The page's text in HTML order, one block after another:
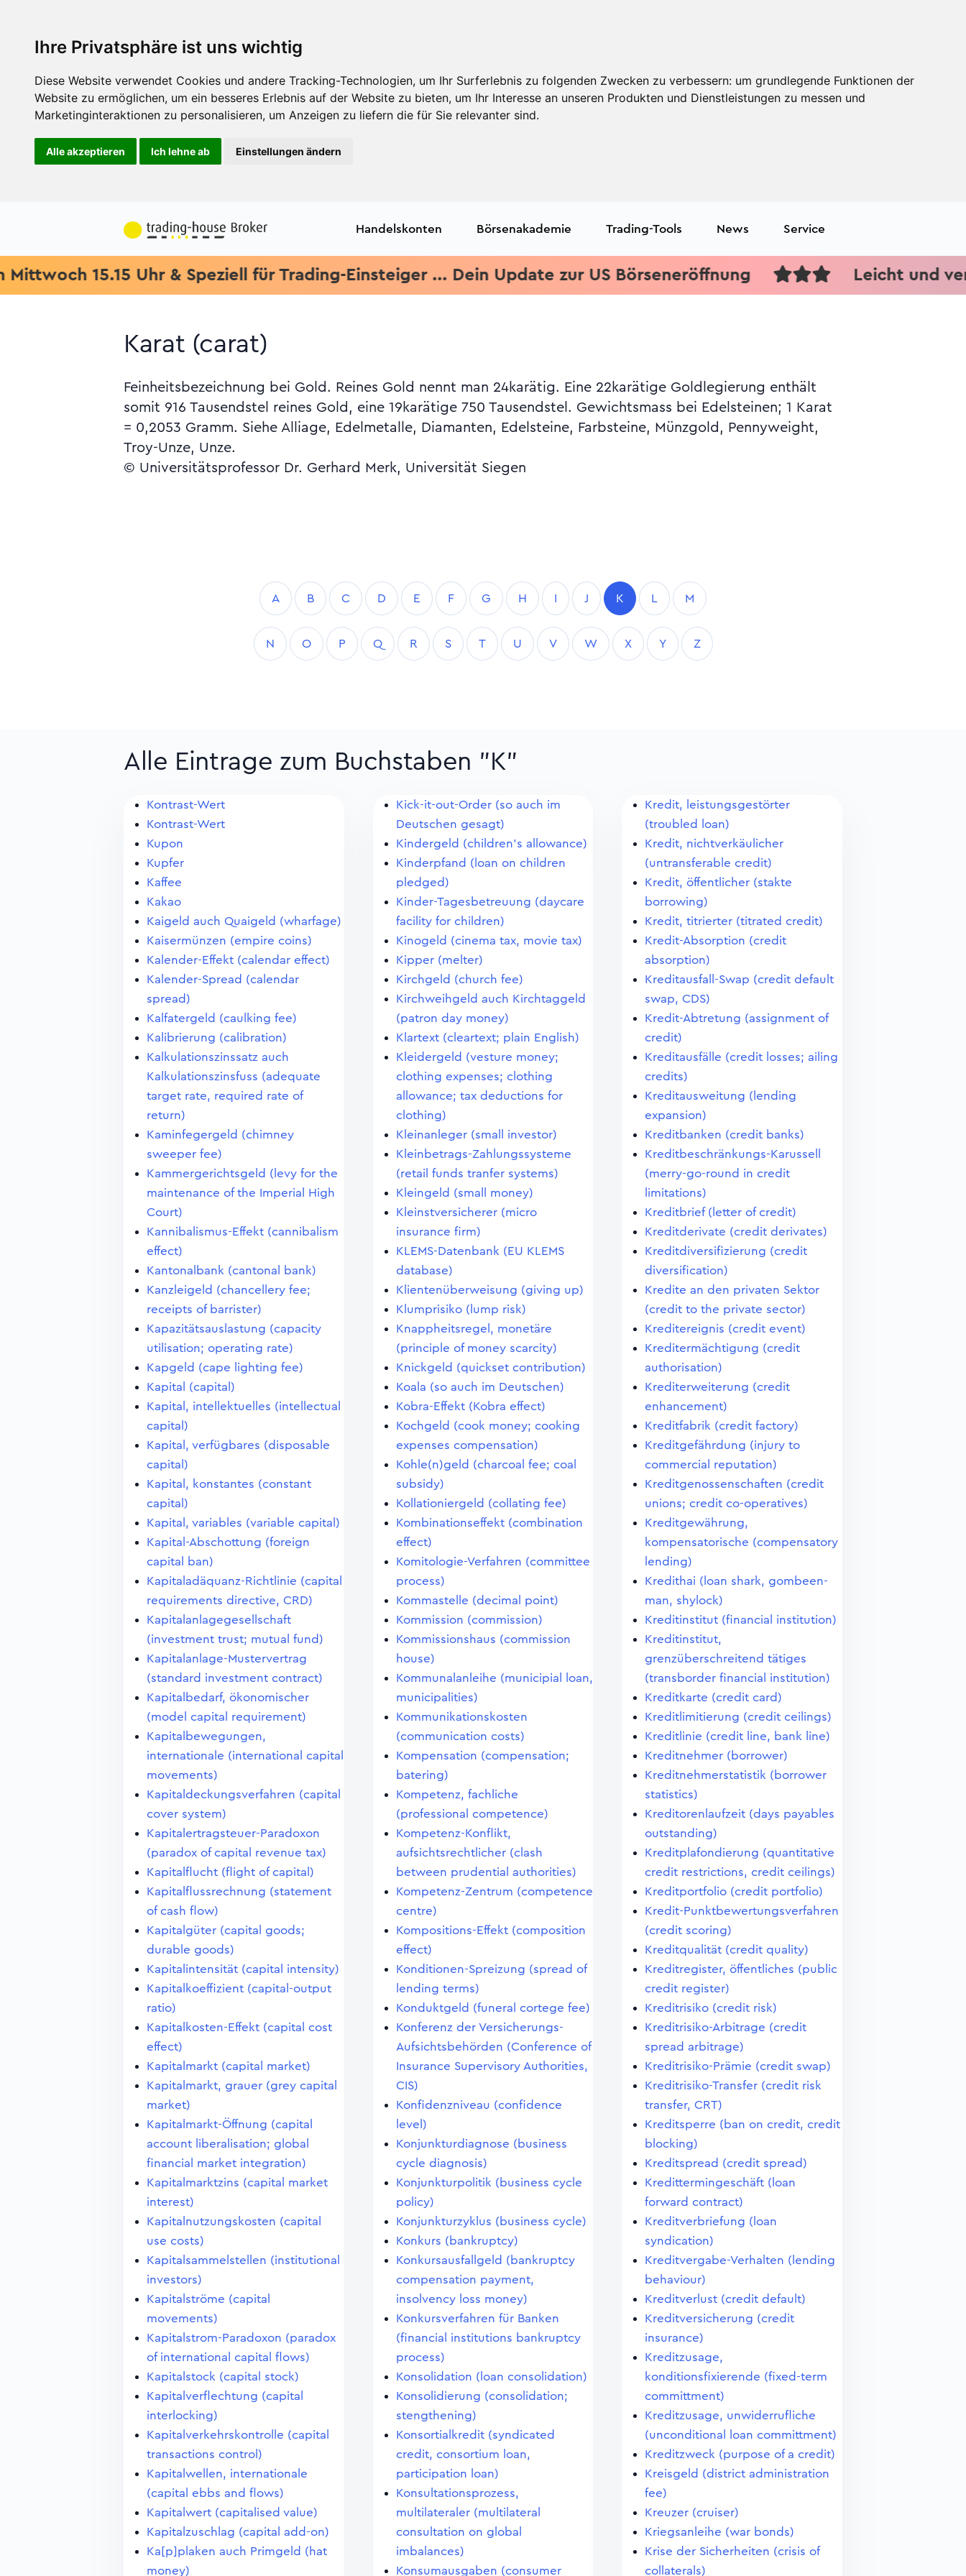
Ihre Privatsphäre ist uns wichtig
Diese Website verwendet Cookies und andere Tracking-Technologien, um Ihr Surferlebnis zu folgenden Zwecken zu verbessern: um grundlegende Funktionen der
Website zu ermöglichen, um ein besseres Erlebnis auf der Website zu bieten, um Ihr Interesse an unseren Produkten und Dienstleistungen zu messen und
Marketinginteraktionen zu personalisieren, um Anzeigen zu liefern die für Sie relevanter sind.
Alle akzeptieren Ich lehne ab Einstellungen ändern
Handelskonten Börsenakademie Trading-Tools News Service
15.15 Uhr & Speziell für Trading-Einsteiger ... Dein Update zur US Börseneröffnung Leicht und
Karat (carat)
Feinheitsbezeichnung bei Gold. Reines Gold nennt man 24karätig. Eine 22karätige Goldlegierung enthält
somit 916 Tausendstel reines Gold, eine 19karätige 750 Tausendstel. Gewichtsmass bei Edelsteinen; 1 Karat
= 0,2053 Gramm. Siehe Alliage, Edelmetalle, Diamanten, Edelsteine, Farbsteine, Münzgold, Pennyweight,
Troy-Unze, Unze.
© Universitätsprofessor Dr. Gerhard Merk, Universität Siegen
A B C D E F G H I J K L M
N O P Q R S T U V W X Y Z
Alle Eintrage zum Buchstaben "K"
Kontrast-Wert
Kontrast-Wert
Kupon
Kupfer
Kaffee
Kakao
Kaigeld auch Quaigeld (wharfage)
Kaisermünzen (empire coins)
Kalender-Effekt (calendar effect)
Kalender-Spread (calendar
spread)
Kalfatergeld (caulking fee)
Kalibrierung (calibration)
Kalkulationszinssatz auch
Kalkulationszinsfuss (adequate
target rate, required rate of
return)
Kaminfegergeld (chimney
sweeper fee)
Kammergerichtsgeld (levy for the
maintenance of the Imperial High
Court)
Kannibalismus-Effekt (cannibalism
effect)
Kantonalbank (cantonal bank)
Kanzleigeld (chancellery fee;
receipts of barrister)
Kapazitätsauslastung (capacity
utilisation; operating rate)
Kapgeld (cape lighting fee)
Kapital (capital)
Kapital, intellektuelles (intellectual
capital)
Kapital, verfügbares (disposable
capital)
Kapital, konstantes (constant
capital)
Kapital, variables (variable capital)
Kapital-Abschottung (foreign
capital ban)
Kapitaladäquanz-Richtlinie (capital
requirements directive, CRD)
Kapitalanlagegesellschaft
(investment trust; mutual fund)
Kapitalanlage-Mustervertrag
(standard investment contract)
Kapitalbedarf, ökonomischer
(model capital requirement)
Kapitalbewegungen,
internationale (international capital
movements)
Kapitaldeckungsverfahren (capital
cover system)
Kapitalertragsteuer-Paradoxon
(paradox of capital revenue tax)
Kapitalflucht (flight of capital)
Kapitalflussrechnung (statement
of cash flow)
Kapitalgüter (capital goods;
durable goods)
Kapitalintensität (capital intensity)
Kapitalkoeffizient (capital-output
ratio)
Kapitalkosten-Effekt (capital cost
effect)
Kapitalmarkt (capital market)
Kapitalmarkt, grauer (grey capital
market)
Kapitalmarkt-Öffnung (capital
account liberalisation; global
financial market integration)
Kapitalmarktzins (capital market
interest)
Kapitalnutzungskosten (capital
use costs)
Kapitalsammelstellen (institutional
investors)
Kapitalströme (capital
movements)
Kapitalstrom-Paradoxon (paradox
of international capital flows)
Kapitalstock (capital stock)
Kapitalverflechtung (capital
interlocking)
Kapitalverkehrskontrolle (capital
transactions control)
Kapitalwellen, internationale
(capital ebbs and flows)
Kapitalwert (capitalised value)
Kapitalzuschlag (capital add-on)
Ka[p]plaken auch Primgeld (hat
money)
Kick-it-out-Order (so auch im
Deutschen gesagt)
Kindergeld (children's allowance)
Kinderpfand (loan on children
pledged)
Kinder-Tagesbetreuung (daycare
facility for children)
Kinogeld (cinema tax, movie tax)
Kipper (melter)
Kirchgeld (church fee)
Kirchweihgeld auch Kirchtaggeld
(patron day money)
Klartext (cleartext; plain English)
Kleidergeld (vesture money;
clothing expenses; clothing
allowance; tax deductions for
clothing)
Kleinanleger (small investor)
Kleinbetrags-Zahlungssysteme
(retail funds tranfer systems)
Kleingeld (small money)
Kleinstversicherer (micro
insurance firm)
KLEMS-Datenbank (EU KLEMS
database)
Klientenüberweisung (giving up)
Klumprisiko (lump risk)
Knappheitsregel, monetäre
(principle of money scarcity)
Knickgeld (quickset contribution)
Koala (so auch im Deutschen)
Kobra-Effekt (Kobra effect)
Kochgeld (cook money; cooking
expenses compensation)
Kohle(n)geld (charcoal fee; coal
subsidy)
Kollationiergeld (collating fee)
Kombinationseffekt (combination
effect)
Komitologie-Verfahren (committee
process)
Kommastelle (decimal point)
Kommission (commission)
Kommissionshaus (commission
house)
Kommunalanleihe (municipial loan,
municipalities)
Kommunikationskosten
(communication costs)
Kompensation (compensation;
batering)
Kompetenz, fachliche
(professional competence)
Kompetenz-Konflikt,
aufsichtsrechtlicher (clash
between prudential authorities)
Kompetenz-Zentrum (competence
centre)
Kompositions-Effekt (composition
effect)
Konditionen-Spreizung (spread of
lending terms)
Konduktgeld (funeral cortege fee)
Konferenz der Versicherungs-
Aufsichtsbehörden (Conference of
Insurance Supervisory Authorities,
CIS)
Konfidenzniveau (confidence
level)
Konjunkturdiagnose (business
cycle diagnosis)
Konjunkturpolitik (business cycle
policy)
Konjunkturzyklus (business cycle)
Konkurs (bankruptcy)
Konkursausfallgeld (bankruptcy
compensation payment,
insolvency loss money)
Konkursverfahren für Banken
(financial institutions bankruptcy
process)
Konsolidation (loan consolidation)
Konsolidierung (consolidation;
stengthening)
Konsortialkredit (syndicated
credit, consortium loan,
participation loan)
Konsultationsprozess,
multilateraler (multilateral
consultation on global
imbalances)
Konsumausgaben (consumer
Kredit, leistungsgestörter
(troubled loan)
Kredit, nichtverkäulicher
(untransferable credit)
Kredit, öffentlicher (stakte
borrowing)
Kredit, titrierter (titrated credit)
Kredit-Absorption (credit
absorption)
Kreditausfall-Swap (credit default
swap, CDS)
Kredit-Abtretung (assignment of
credit)
Kreditausfälle (credit losses; ailing
credits)
Kreditausweitung (lending
expansion)
Kreditbanken (credit banks)
Kreditbeschränkungs-Karussell
(merry-go-round in credit
limitations)
Kreditbrief (letter of credit)
Kreditderivate (credit derivates)
Kreditdiversifizierung (credit
diversification)
Kredite an den privaten Sektor
(credit to the private sector)
Kreditereignis (credit event)
Kreditermächtigung (credit
authorisation)
Krediterweiterung (credit
enhancement)
Kreditfabrik (credit factory)
Kreditgefährdung (injury to
commercial reputation)
Kreditgenossenschaften (credit
unions; credit co-operatives)
Kreditgewährung,
kompensatorische (compensatory
lending)
Kredithai (loan shark, gombeen-
man, shylock)
Kreditinstitut (financial institution)
Kreditinstitut,
grenzüberschreitend tätiges
(transborder financial institution)
Kreditkarte (credit card)
Kreditlimitierung (credit ceilings)
Kreditlinie (credit line, bank line)
Kreditnehmer (borrower)
Kreditnehmerstatistik (borrower
statistics)
Kreditorenlaufzeit (days payables
outstanding)
Kreditplafondierung (quantitative
credit restrictions, credit ceilings)
Kreditportfolio (credit portfolio)
Kredit-Punktbewertungsverfahren
(credit scoring)
Kreditqualität (credit quality)
Kreditregister, öffentliches (public
credit register)
Kreditrisiko (credit risk)
Kreditrisiko-Arbitrage (credit
spread arbitrage)
Kreditrisiko-Prämie (credit swap)
Kreditrisiko-Transfer (credit risk
transfer, CRT)
Kreditsperre (ban on credit, credit
blocking)
Kreditspread (credit spread)
Kredittermingeschäft (loan
forward contract)
Kreditverbriefung (loan
syndication)
Kreditvergabe-Verhalten (lending
behaviour)
Kreditverlust (credit default)
Kreditversicherung (credit
insurance)
Kreditzusage,
konditionsfixierende (fixed-term
committment)
Kreditzusage, unwiderrufliche
(unconditional loan committment)
Kreditzweck (purpose of a credit)
Kreisgeld (district administration
fee)
Kreuzer (cruiser)
Kriegsanleihe (war bonds)
Krise der Sicherheiten (crisis of
collaterals)